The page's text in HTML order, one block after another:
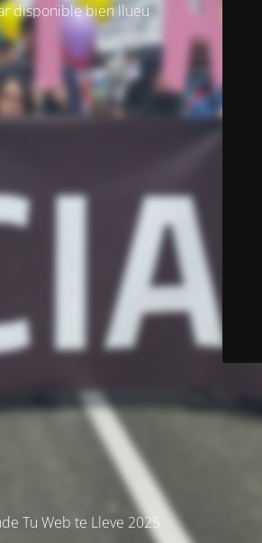
disponible bien llueu
Tu Web te Lleve 2025